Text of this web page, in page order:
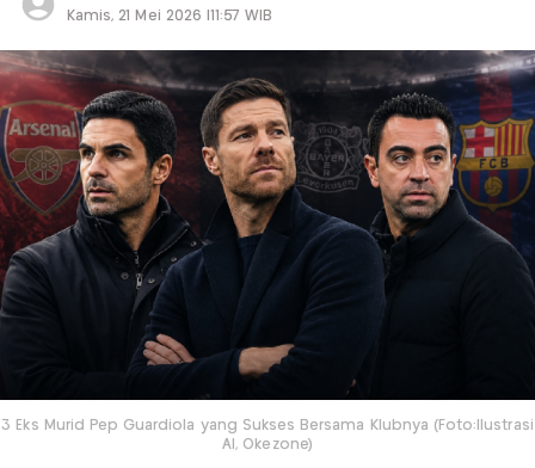
Kamis, 21 Mei 2026 |11:57 WIB
3 Eks Murid Pep Guardiola yang Sukses Bersama Klubnya (Foto:Ilustrasi
AI, Okezone)